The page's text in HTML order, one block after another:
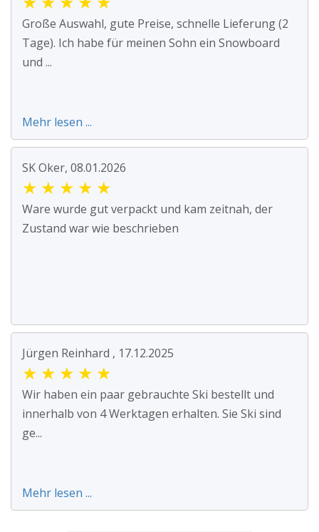
Große Auswahl, gute Preise, schnelle Lieferung (2
Tage). Ich habe für meinen Sohn ein Snowboard
und ...
Mehr lesen ...
SK Oker, 08.01.2026
★ ★ ★ ★ ★
Ware wurde gut verpackt und kam zeitnah, der
Zustand war wie beschrieben
Jürgen Reinhard , 17.12.2025
★ ★ ★ ★ ★
Wir haben ein paar gebrauchte Ski bestellt und
innerhalb von 4 Werktagen erhalten. Sie Ski sind
ge...
Mehr lesen ...